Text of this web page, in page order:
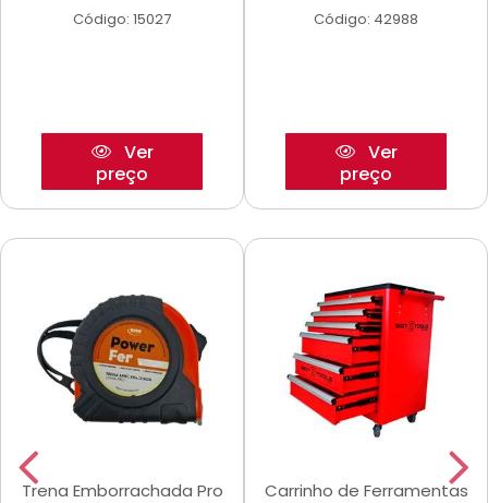
Código: 15027
Ver
preço
Código: 42988
Ver
preço
Trena Emborrachada Pro
Carrinho de Ferramentas